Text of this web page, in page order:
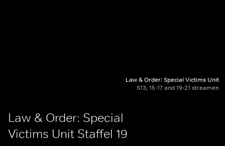
Law & Order: Special Victims Unit
S13, 15-17 and 19-21 streamen
Law & Order: Special
Victims Unit Staffel 19